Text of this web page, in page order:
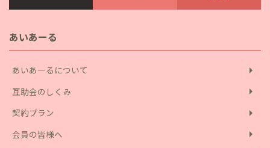
あいあーる
あいあーるについて arrow_right
互助会のしくみ arrow_right
契約プラン arrow_right
会員の皆様へ arrow_right